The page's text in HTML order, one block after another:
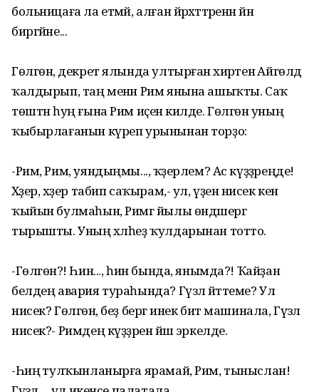
больницаға ла етмәй, алған йәрәхәттәренән йән
биргәйне...
Гөлгөнә, декрет ялында ултырған әхирәтенә Айгөлдә
ҡалдырып, таң менән Рим янына ашыҡты. Саҡ
төштән һуң ғына Рим иҫенә килде. Гөлгөнә уның
ҡыбырлағанын күреп урынынан торҙо:
-Рим, Рим, уяндыңмы..., ҡәҙерлем? Ас күҙҙәреңде!
Хәҙер, хәҙер табип саҡырам,- ул, үҙенә нисек кенә
ҡыйын булмаһын, Римгә йылы өндәшергә
тырышты. Уның хәлһеҙ ҡулдарынан тотто.
-Гөлгөнә?! Һин..., һин бында, янымда?! Ҡайҙан
белдең авария тураһында? Гүзәл әйттеме? Ул
нисек? Гөлгөнә, беҙ бергә инек бит машинала, Гүзәл
нисек?- Римдең күҙҙәренә йәш эркелде.
-Һиңә тулҡынланырға ярамай, Рим, тыныслан!